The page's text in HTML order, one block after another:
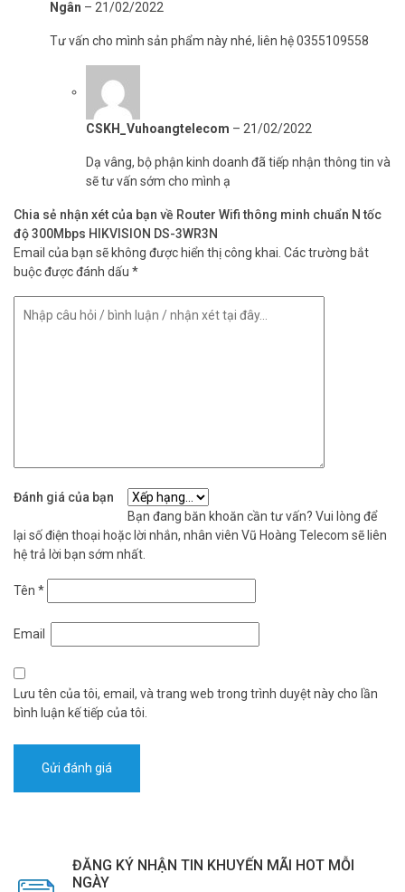
Ngân – 21/02/2022
Tư vấn cho mình sản phẩm này nhé, liên hệ 0355109558
CSKH_Vuhoangtelecom – 21/02/2022
Dạ vâng, bộ phận kinh doanh đã tiếp nhận thông tin và
sẽ tư vấn sớm cho mình ạ
Chia sẻ nhận xét của bạn về Router Wifi thông minh chuẩn N tốc
độ 300Mbps HIKVISION DS-3WR3N
Email của bạn sẽ không được hiển thị công khai. Các trường bắt
buộc được đánh dấu *
Đánh giá của bạn
Bạn đang băn khoăn cần tư vấn? Vui lòng để
lại số điện thoại hoặc lời nhắn, nhân viên Vũ Hoàng Telecom sẽ liên
hệ trả lời bạn sớm nhất.
Tên *
Email
Lưu tên của tôi, email, và trang web trong trình duyệt này cho lần
bình luận kế tiếp của tôi.
ĐĂNG KÝ NHẬN TIN KHUYẾN MÃI HOT MỖI
NGÀY